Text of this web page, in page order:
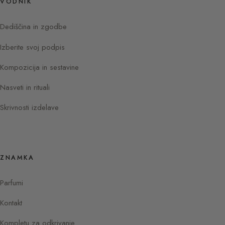
Dediščina in zgodbe
Izberite svoj podpis
Kompozicija in sestavine
Nasveti in rituali
Skrivnosti izdelave
ZNAMKA
Parfumi
Kontakt